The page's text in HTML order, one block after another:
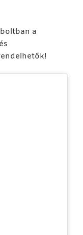
a